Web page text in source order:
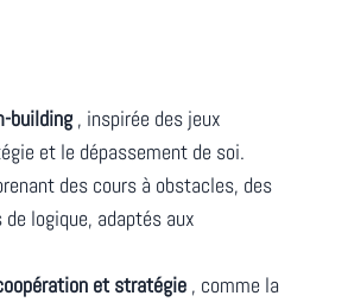
building , inspirée des jeux
et le dépassement de soi.
des cours à obstacles, des
logique, adaptés aux
et stratégie , comme la